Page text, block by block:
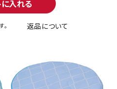
入れる
。 返品について